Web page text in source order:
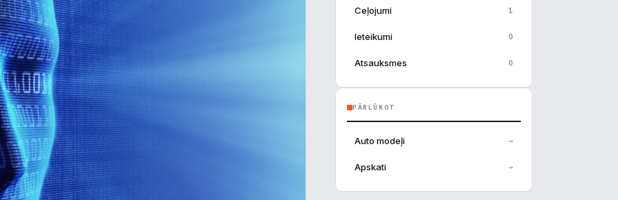
Ceļojumi 1
Ieteikumi 0
Atsauksmes 0
PĀRLŪKOT
Auto modeļi →
Apskati →
preferences
sīkdatnes, lai palīdzētu jums efektīvi pārvietoties un veikt
funkcijas. Zemāk katras piekrišanas kategorijā atradīsiet detalizētu
par visām sīk... Rādīt vairāk